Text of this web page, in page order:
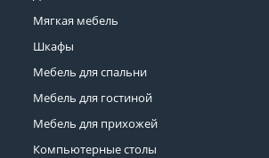
Мягкая мебель
Шкафы
Мебель для спальни
Мебель для гостиной
Мебель для прихожей
Компьютерные столы